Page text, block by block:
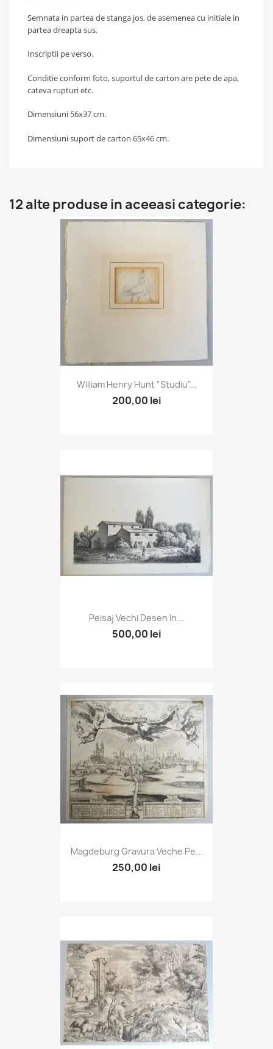
Semnata in partea de stanga jos, de asemenea cu initiale in
partea dreapta sus.
Inscriptii pe verso.
Conditie conform foto, suportul de carton are pete de apa,
cateva rupturi etc.
Dimensiuni 56x37 cm.
Dimensiuni suport de carton 65x46 cm.
12 alte produse in aceeasi categorie:
William Henry Hunt "Studiu"...
200,00 lei
Peisaj Vechi Desen In...
500,00 lei
Magdeburg Gravura Veche Pe...
250,00 lei